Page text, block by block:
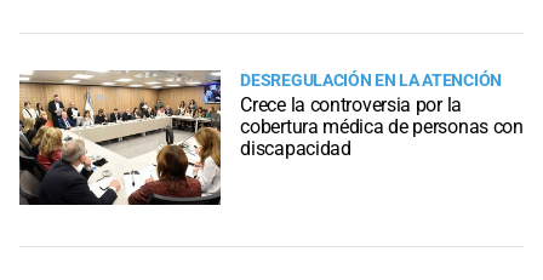
DESREGULACIÓN EN LA ATENCIÓN
Crece la controversia por la
cobertura médica de personas con
discapacidad